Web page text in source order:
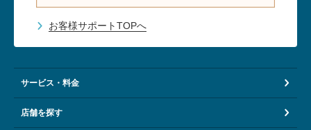
お客様サポートTOPへ
サービス・料金
店舗を探す